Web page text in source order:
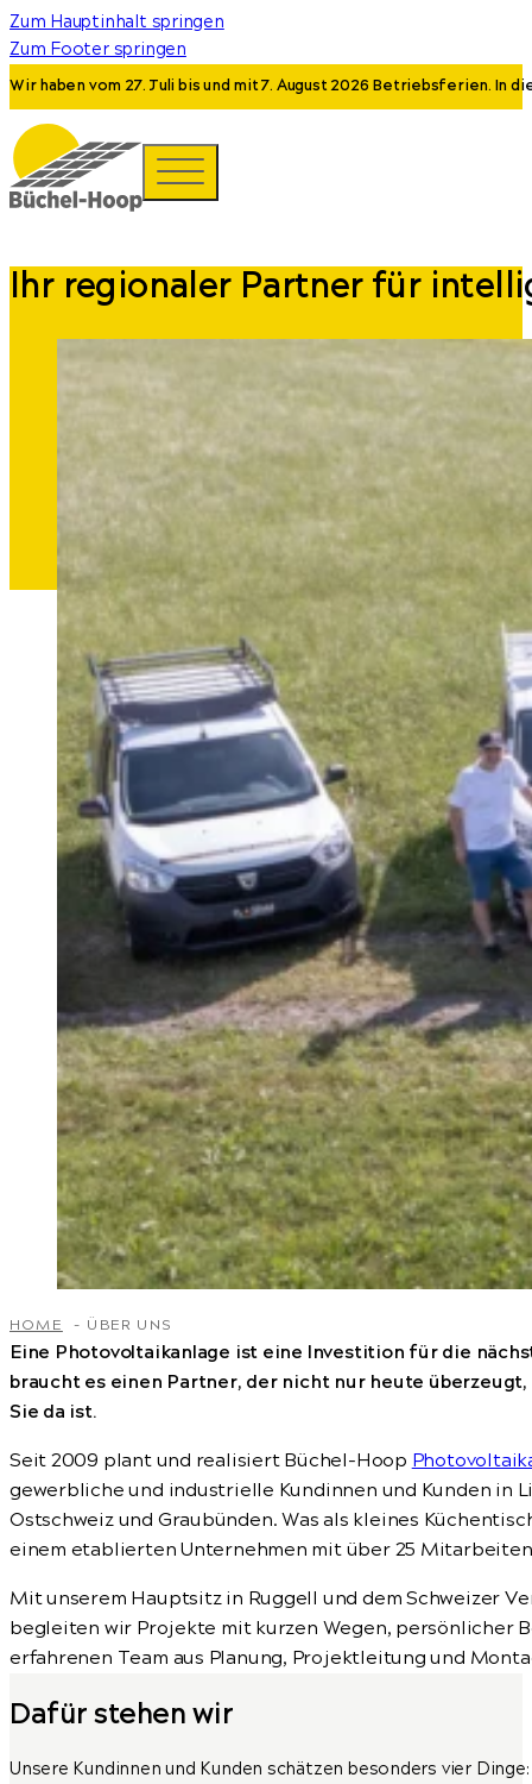
Zum Hauptinhalt springen
Zum Footer springen
Wir haben vom 27. Juli bis und mit 7. August 2026 Betriebsferien.
Ihr regionaler Partner für
HOME ÜBER UNS
Eine Photovoltaikanlage ist eine Investition für die
braucht es einen Partner, der nicht nur heute
Sie da ist.
Seit 2009 plant und realisiert Büchel-Hoop
gewerbliche und industrielle Kundinnen und Kunden in
Ostschweiz und Graubünden. Was als kleines
einem etablierten Unternehmen mit über 25
Mit unserem Hauptsitz in Ruggell und dem Schweizer
begleiten wir Projekte mit kurzen Wegen, persönlicher
erfahrenen Team aus Planung, Projektleitung und
Dafür stehen wir
Unsere Kundinnen und Kunden schätzen besonders vier Dinge: